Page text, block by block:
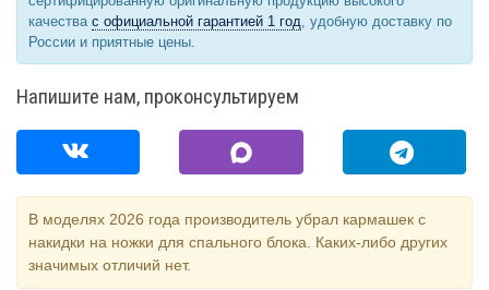
качества с официальной гарантией 1 год, удобную доставку по
России и приятные цены.
Напишите нам, проконсультируем
В моделях 2026 года производитель убрал кармашек с
накидки на ножки для спального блока. Каких-либо других
значимых отличий нет.